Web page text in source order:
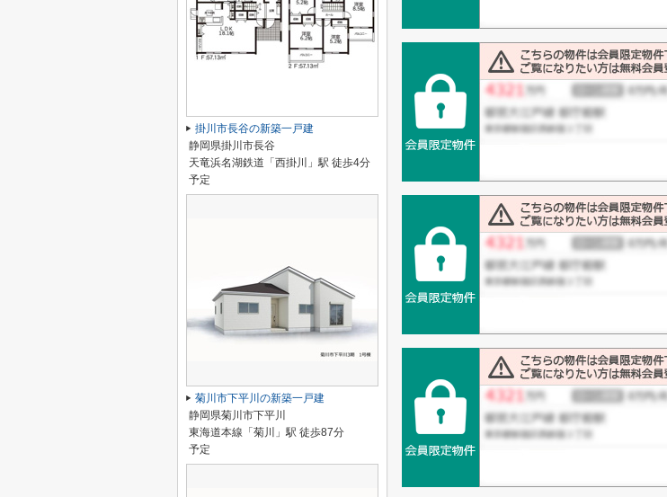
掛川市長谷の新築一戸建
静岡県掛川市長谷
天竜浜名湖鉄道「西掛川」駅 徒歩4分
予定
菊川市下平川の新築一戸建
静岡県菊川市下平川
東海道本線「菊川」駅 徒歩87分
予定